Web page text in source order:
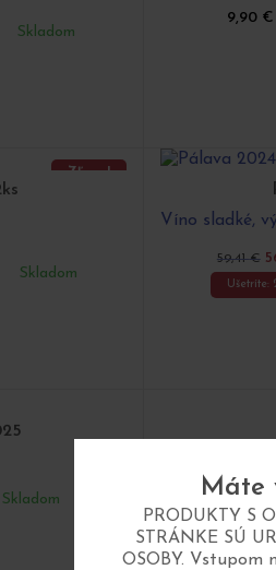
Máte
PRODUKTY S
STRÁNKE SÚ
OSOBY. Vstupom
Skladom
9,90 €
Zľava!
Skladom
Víno sladké,
59,41€
Ušetríte:
Skladom